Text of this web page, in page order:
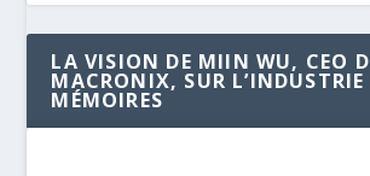
LA VISION DE MIIN WU, CEO
MACRONIX, SUR L’INDUSTRIE
MÉMOIRES